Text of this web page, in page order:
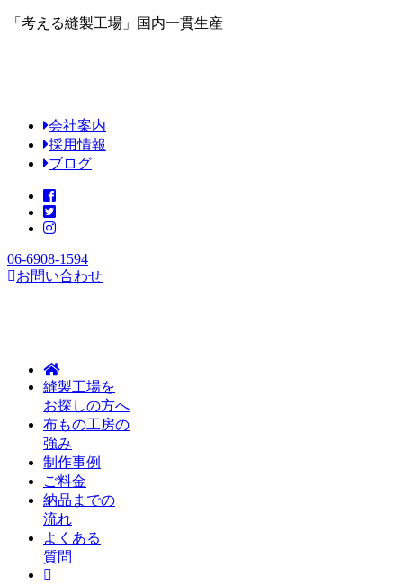
「考える縫製工場」国内一貫生産
会社案内
採用情報
ブログ
06-6908-1594
お問い合わせ
縫製工場を
お探しの方へ
布もの工房の
強み
制作事例
ご料金
納品までの
流れ
よくある
質問